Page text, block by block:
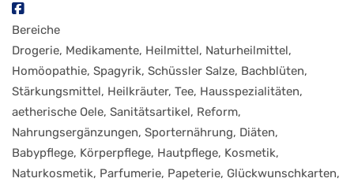
Bereiche
Drogerie, Medikamente, Heilmittel, Naturheilmittel,
Homöopathie, Spagyrik, Schüssler Salze, Bachblüten,
Stärkungsmittel, Heilkräuter, Tee, Hausspezialitäten,
aetherische Oele, Sanitätsartikel, Reform,
Nahrungsergänzungen, Sporternährung, Diäten,
Babypflege, Körperpflege, Hautpflege, Kosmetik,
Naturkosmetik, Parfumerie, Papeterie, Glückwunschkarten,